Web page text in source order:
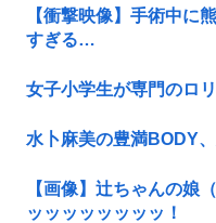
【衝撃映像】手術中に
すぎる…
女子小学生が専門のロ
水卜麻美の豊満BODY
【画像】辻ちゃんの娘
ッッッッッッッッ！